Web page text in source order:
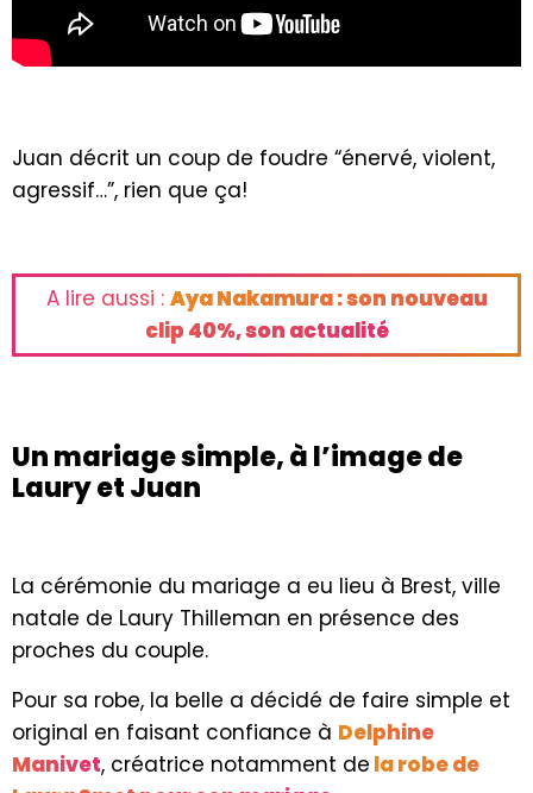
Juan décrit un coup de foudre “énervé, violent,
agressif…”, rien que ça!
A lire aussi : Aya Nakamura : son nouveau
clip 40%, son actualité
Un mariage simple, à l’image de
Laury et Juan
La cérémonie du mariage a eu lieu à Brest, ville
natale de Laury Thilleman en présence des
proches du couple.
Pour sa robe, la belle a décidé de faire simple et
original en faisant confiance à Delphine
Manivet, créatrice notamment de la robe de